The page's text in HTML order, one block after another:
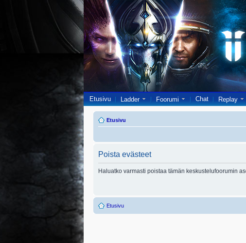
Etusivu Ladder Foorumi Chat Replay
Etusivu
Poista evästeet
Haluatko varmasti poistaa tämän keskustelufoorumin
Etusivu